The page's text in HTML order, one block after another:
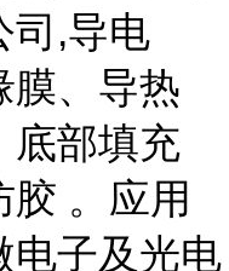
司,导电
膜、导热
底部填充
。应用
电子及光电